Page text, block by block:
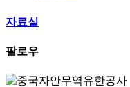
자료실
팔로우